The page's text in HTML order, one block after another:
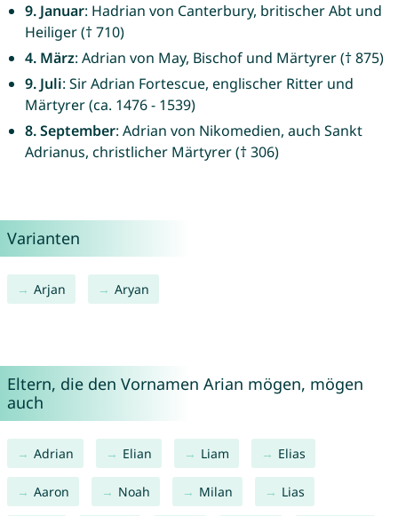
9. Januar: Hadrian von Canterbury, britischer Abt und
Heiliger († 710)
4. März: Adrian von May, Bischof und Märtyrer († 875)
9. Juli: Sir Adrian Fortescue, englischer Ritter und
Märtyrer (ca. 1476 - 1539)
8. September: Adrian von Nikomedien, auch Sankt
Adrianus, christlicher Märtyrer († 306)
Varianten
Arjan Aryan
Eltern, die den Vornamen Arian mögen, mögen
auch
Adrian Elian Liam Elias
Aaron Noah Milan Lias